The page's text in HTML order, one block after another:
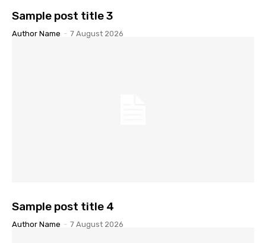
Sample post title 3
Author Name - 7 August 2026
Sample post title 4
Author Name - 7 August 2026